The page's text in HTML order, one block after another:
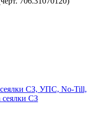
сеялки СЗ, УПС, No-Till,
сеялки СЗ